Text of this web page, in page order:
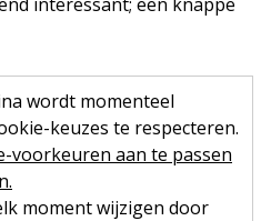
wordt momenteel
keuzes te respecteren.
voorkeuren aan te passen
moment wijzigen door